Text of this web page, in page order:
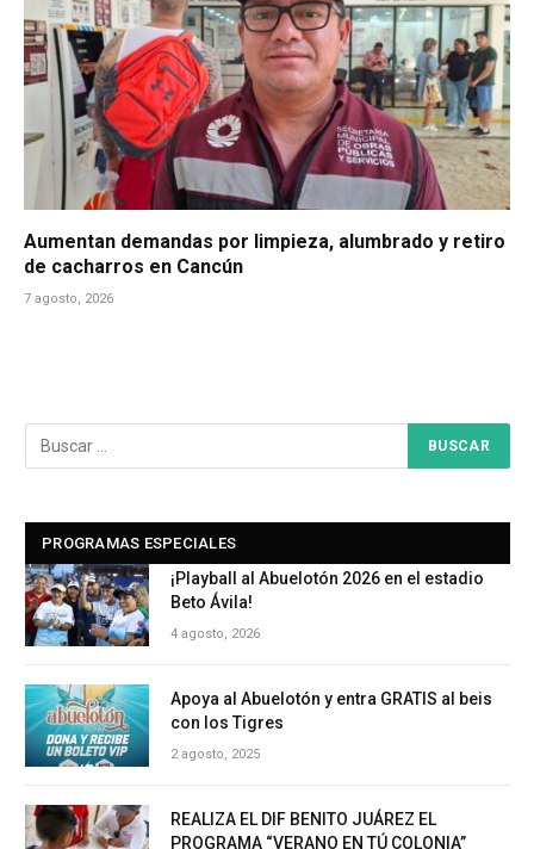
Aumentan demandas por limpieza, alumbrado y retiro
de cacharros en Cancún
7 agosto, 2026
PROGRAMAS ESPECIALES
¡Playball al Abuelotón 2026 en el estadio
Beto Ávila!
4 agosto, 2026
Apoya al Abuelotón y entra GRATIS al beis
con los Tigres
2 agosto, 2025
REALIZA EL DIF BENITO JUÁREZ EL
PROGRAMA “VERANO EN TÚ COLONIA”